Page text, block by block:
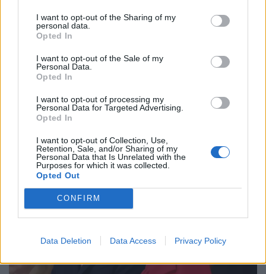
I want to opt-out of the Sharing of my
personal data.
Opted In
I want to opt-out of the Sale of my
Personal Data.
Opted In
I want to opt-out of processing my
Personal Data for Targeted Advertising.
Opted In
I want to opt-out of Collection, Use,
Retention, Sale, and/or Sharing of my
Personal Data that Is Unrelated with the
Purposes for which it was collected.
Opted Out
CONFIRM
Data Deletion Data Access Privacy Policy